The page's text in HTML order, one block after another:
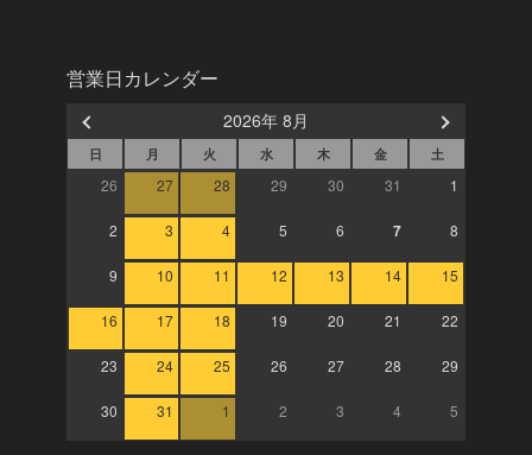
営業日カレンダー
2026年 8月
日 月 火 水 木 金 土
26 27 28 29 30 31 1
2 3 4 5 6 7 8
9 10 11 12 13 14 15
16 17 18 19 20 21 22
23 24 25 26 27 28 29
30 31 1 2 3 4 5